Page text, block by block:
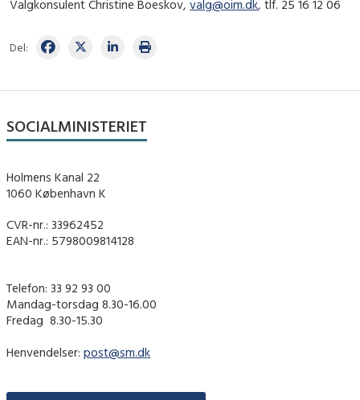
Valgkonsulent Christine Boeskov, valg@oim.dk, tlf. 25 16 12 06
Del:
SOCIALMINISTERIET
Holmens Kanal 22
1060 København K
CVR-nr.: 33962452
EAN-nr.: 5798009814128
Telefon: 33 92 93 00
Mandag-torsdag 8.30-16.00
Fredag ​ 8.30-15.30
Henvendelser: post@sm.dk